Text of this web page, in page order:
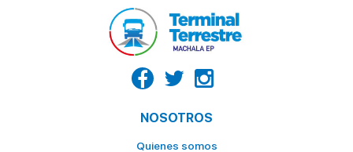
NOSOTROS
Quienes somos